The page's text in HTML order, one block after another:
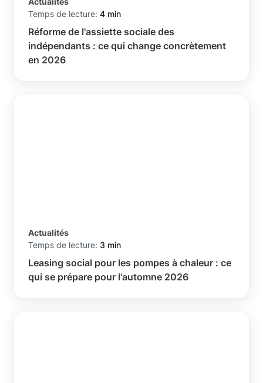
Temps de lecture: 4 min
Réforme de l'assiette sociale des
indépendants : ce qui change concrètement
en 2026
Actualités
Temps de lecture: 3 min
Leasing social pour les pompes à chaleur : ce
qui se prépare pour l'automne 2026